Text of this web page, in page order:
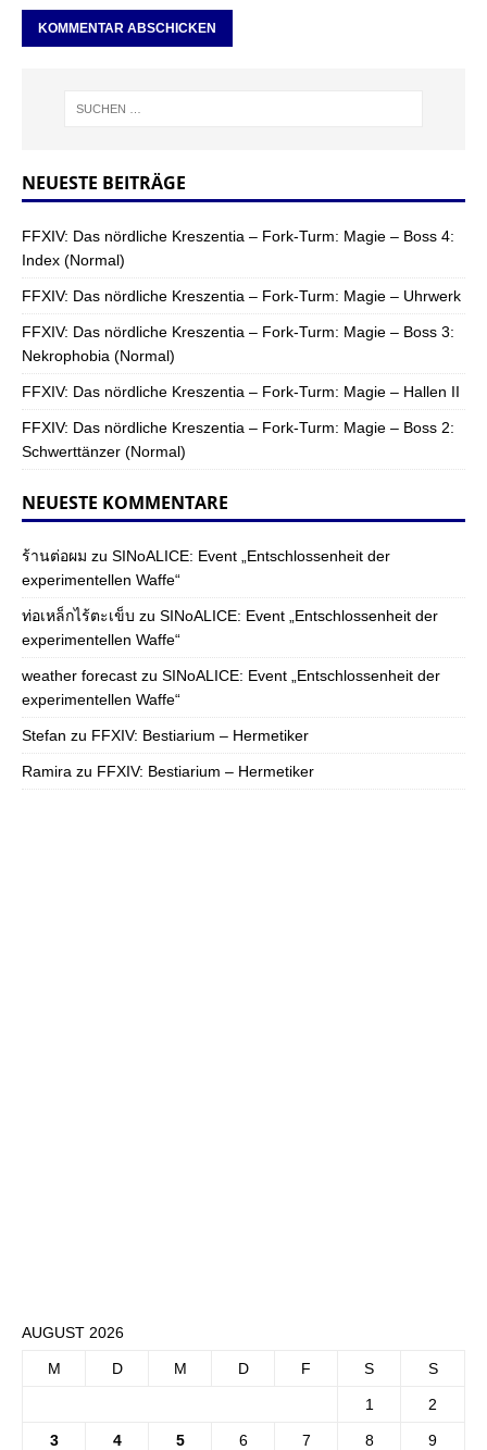
NEUESTE BEITRÄGE
FFXIV: Das nördliche Kreszentia – Fork-Turm: Magie – Boss 4:
Index (Normal)
FFXIV: Das nördliche Kreszentia – Fork-Turm: Magie – Uhrwerk
FFXIV: Das nördliche Kreszentia – Fork-Turm: Magie – Boss 3:
Nekrophobia (Normal)
FFXIV: Das nördliche Kreszentia – Fork-Turm: Magie – Hallen II
FFXIV: Das nördliche Kreszentia – Fork-Turm: Magie – Boss 2:
Schwerttänzer (Normal)
NEUESTE KOMMENTARE
ร้านต่อผม zu SINoALICE: Event „Entschlossenheit der
experimentellen Waffe“
ท่อเหล็กไร้ตะเข็บ zu SINoALICE: Event „Entschlossenheit der
experimentellen Waffe“
weather forecast zu SINoALICE: Event „Entschlossenheit der
experimentellen Waffe“
Stefan zu FFXIV: Bestiarium – Hermetiker
Ramira zu FFXIV: Bestiarium – Hermetiker
AUGUST 2026
M D M D F S S
1 2
3 4 5 6 7 8 9